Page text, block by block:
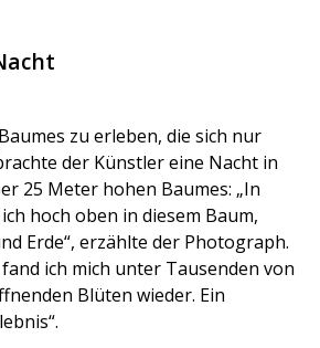
zu erleben, die sich nur
der Künstler eine Nacht in
25 Meter hohen Baumes: „In
hoch oben in diesem Baum,
Erde“, erzählte der Photograph.
ich mich unter Tausenden von
Blüten wieder. Ein